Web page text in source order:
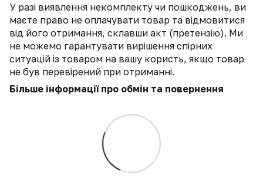
У разі виявлення некомплекту чи пошкоджень, ви
маєте право не оплачувати товар та відмовитися
від його отримання, склавши акт (претензію). Ми
не можемо гарантувати вирішення спірних
ситуацій із товаром на вашу користь, якщо товар
не був перевірений при отриманні.
Більше інформації про обмін та повернення